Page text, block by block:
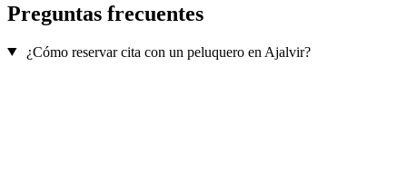
Preguntas frecuentes
¿Cómo reservar cita con un peluquero en Ajalvir?